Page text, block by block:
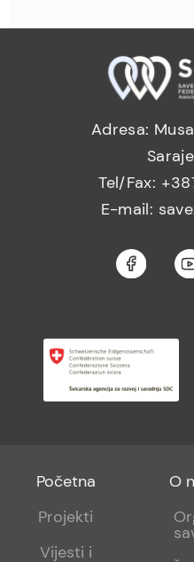
Adresa:
Tel/Fax:
E-mail:
Footer
menu
Početna
Projekti
Vijesti i
sub
O